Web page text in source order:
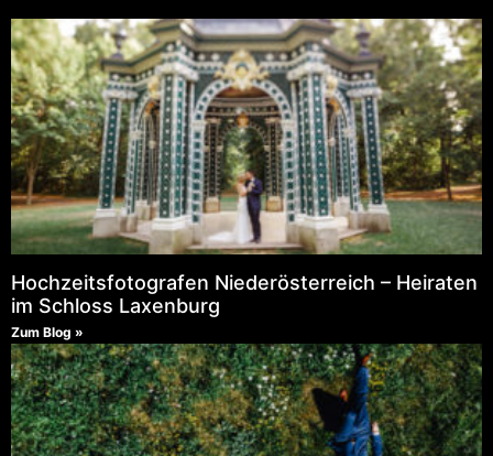
Hochzeitsfotografen Niederösterreich – Heiraten
im Schloss Laxenburg
Zum Blog »